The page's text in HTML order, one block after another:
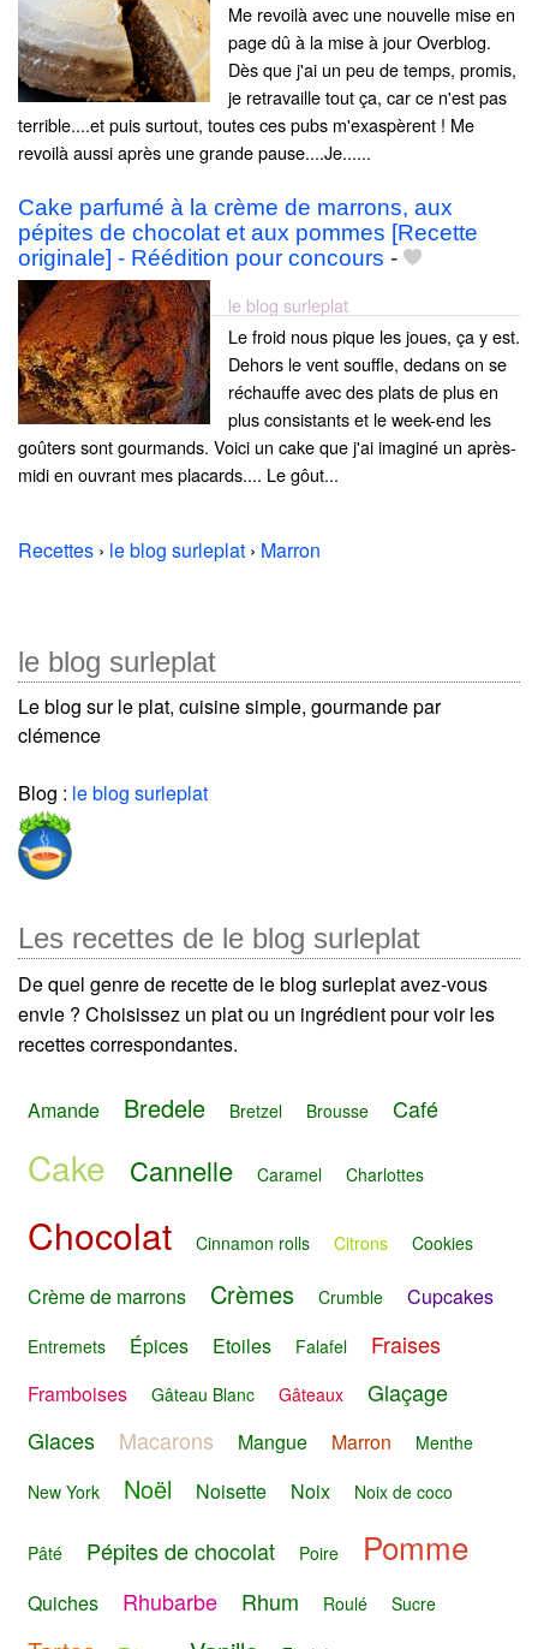
Me revoilà avec une nouvelle mise en
page dû à la mise à jour Overblog.
Dès que j'ai un peu de temps, promis,
je retravaille tout ça, car ce n'est pas
terrible....et puis surtout, toutes ces pubs m'exaspèrent ! Me
revoilà aussi après une grande pause....Je......
Cake parfumé à la crème de marrons, aux
pépites de chocolat et aux pommes [Recette
originale] - Réédition pour concours -
le blog surleplat
Le froid nous pique les joues, ça y est.
Dehors le vent souffle, dedans on se
réchauffe avec des plats de plus en
plus consistants et le week-end les
goûters sont gourmands. Voici un cake que j'ai imaginé un après-
midi en ouvrant mes placards.... Le gôut...
Recettes › le blog surleplat › Marron
le blog surleplat
Le blog sur le plat, cuisine simple, gourmande par
clémence
Blog : le blog surleplat
Les recettes de le blog surleplat
De quel genre de recette de le blog surleplat avez-vous
envie ? Choisissez un plat ou un ingrédient pour voir les
recettes correspondantes.
Amande Bredele Bretzel Brousse Café
Cake Cannelle Caramel Charlottes
Chocolat Cinnamon rolls Citrons Cookies
Crème de marrons Crèmes Crumble Cupcakes
Entremets Épices Etoiles Falafel Fraises
Framboises Gâteau Blanc Gâteaux
Glaçage
Glaces
Macarons Mangue Marron Menthe
New York Noël Noisette Noix Noix de coco
Pâté Pépites de chocolat Poire Pomme
Quiches Rhubarbe Rhum Roulé Sucre